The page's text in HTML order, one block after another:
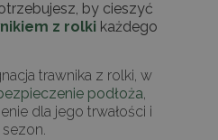
by cieszyć
z rolki każdego
trawnika z rolki, w
podłoża,
dla jego trwałości i